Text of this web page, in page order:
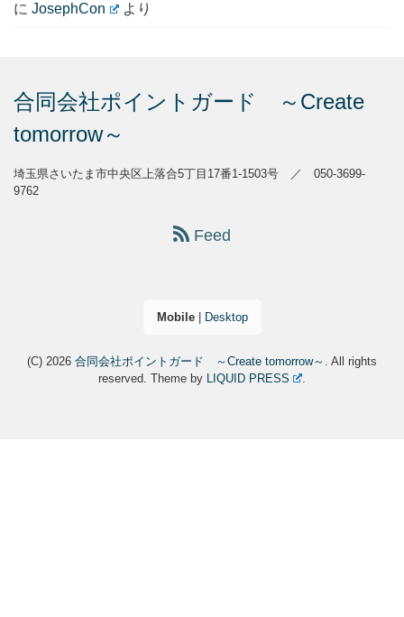
に JosephCon より
合同会社ポイントガード ～Create
tomorrow～
埼玉県さいたま市中央区上落合5丁目17番1-1503号 ／ 050-3699-
9762
Feed
Mobile| Desktop
(C) 2026 合同会社ポイントガード ～Create tomorrow～ . All rights
reserved.Theme by LIQUID PRESS .